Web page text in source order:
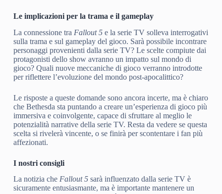
Le implicazioni per la trama e il gameplay
La connessione tra Fallout 5e la serie TV solleva interrogativi
sulla trama e sul gameplay del gioco. Sarà possibile incontrare
personaggi provenienti dalla serie TV? Le scelte compiute dai
protagonisti dello show avranno un impatto sul mondo di
gioco? Quali nuove meccaniche di gioco verranno introdotte
per riflettere l’evoluzione del mondo post-apocalittico?
Le risposte a queste domande sono ancora incerte, ma è chiaro
che Bethesda sta puntando a creare un’esperienza di gioco più
immersiva e coinvolgente, capace di sfruttare al meglio le
potenzialità narrative della serie TV. Resta da vedere se questa
scelta si rivelerà vincente, o se finirà per scontentare i fan più
affezionati.
I nostri consigli
La notizia che Fallout 5sarà influenzato dalla serie TV è
sicuramente entusiasmante, ma è importante mantenere un